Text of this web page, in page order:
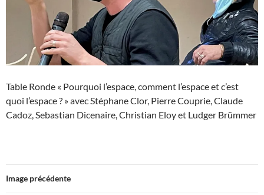
Table Ronde « Pourquoi l’espace, comment l’espace et c’est
quoi l’espace ? » avec Stéphane Clor, Pierre Couprie, Claude
Cadoz, Sebastian Dicenaire, Christian Eloy et Ludger Brümmer
Image précédente